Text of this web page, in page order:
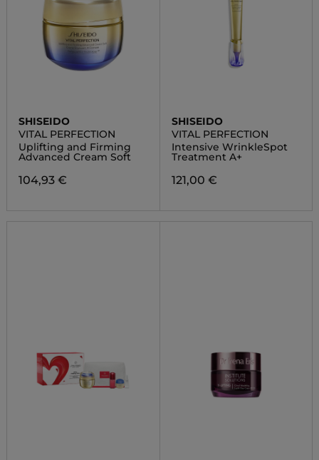
SHISEIDO
VITAL PERFECTION
Uplifting and Firming
Advanced Cream Soft
104,93 €
SHISEIDO
VITAL PERFECTION
Intensive WrinkleSpot
Treatment A+
121,00 €